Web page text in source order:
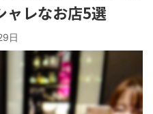
ャレなお店5選
日